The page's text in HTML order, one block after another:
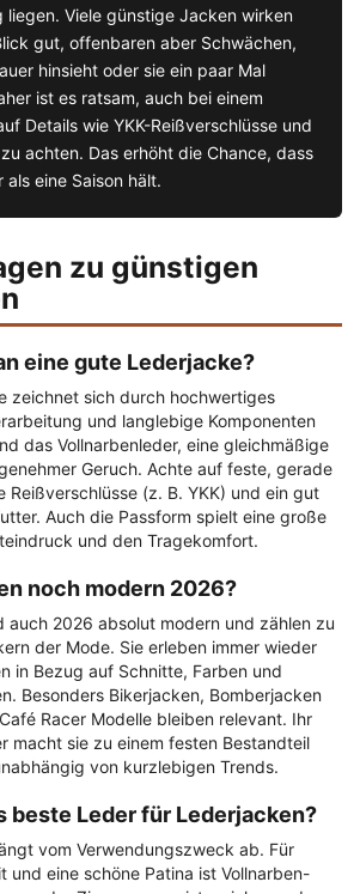
liegen. Viele günstige Jacken wirken
gut, offenbaren aber Schwächen,
hinsieht oder sie ein paar Mal
ist es ratsam, auch bei einem
Details wie YKK-Reißverschlüsse und
achten. Das erhöht die Chance, dass
eine Saison hält.
zu günstigen
eine gute Lederjacke?
zeichnet sich durch hochwertiges
und langlebige Komponenten
das Vollnarbenleder, eine gleichmäßige
Geruch. Achte auf feste, gerade
Reißverschlüsse (z. B. YKK) und ein gut
Auch die Passform spielt eine große
und den Tragekomfort.
noch modern 2026?
auch 2026 absolut modern und zählen zu
der Mode. Sie erleben immer wieder
in Bezug auf Schnitte, Farben und
Besonders Bikerjacken, Bomberjacken
Racer Modelle bleiben relevant. Ihr
macht sie zu einem festen Bestandteil
von kurzlebigen Trends.
beste Leder für Lederjacken?
vom Verwendungszweck ab. Für
und eine schöne Patina ist Vollnarben-